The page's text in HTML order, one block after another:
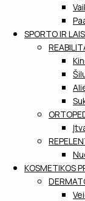
SPORTO IR
KOSMETIKOS